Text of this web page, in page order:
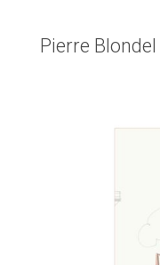
Pierre Blondel